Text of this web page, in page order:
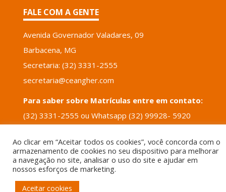
FALE COM A GENTE
Avenida Governador Valadares, 09
Barbacena, MG
Secretaria: (32) 3331-2555
secretaria@ceangher.com
Para saber sobre Matrículas entre em contato:
(32) 3331-2555 ou Whatsapp (32) 99928- 5920
POWERED BYVERTICIS
Ao clicar em “Aceitar todos os cookies”, você concorda com o
armazenamento de cookies no seu dispositivo para melhorar
a navegação no site, analisar o uso do site e ajudar em
nossos esforços de marketing.
Aceitar cookies